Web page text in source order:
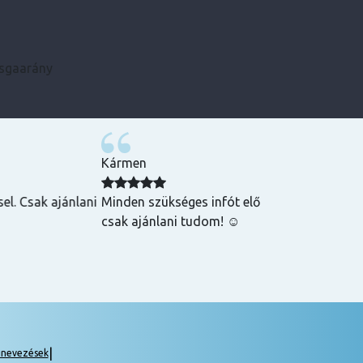
ajánlani
Kármen
Minden szükséges infót előre megkaptam,
csak ajánlani tudom! ☺️
|